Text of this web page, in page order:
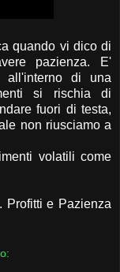
quando vi dico di
pazienza. E'
all'interno di una
si rischia di
fuori di testa,
non riusciamo a
volatili come
Profitti e Pazienza